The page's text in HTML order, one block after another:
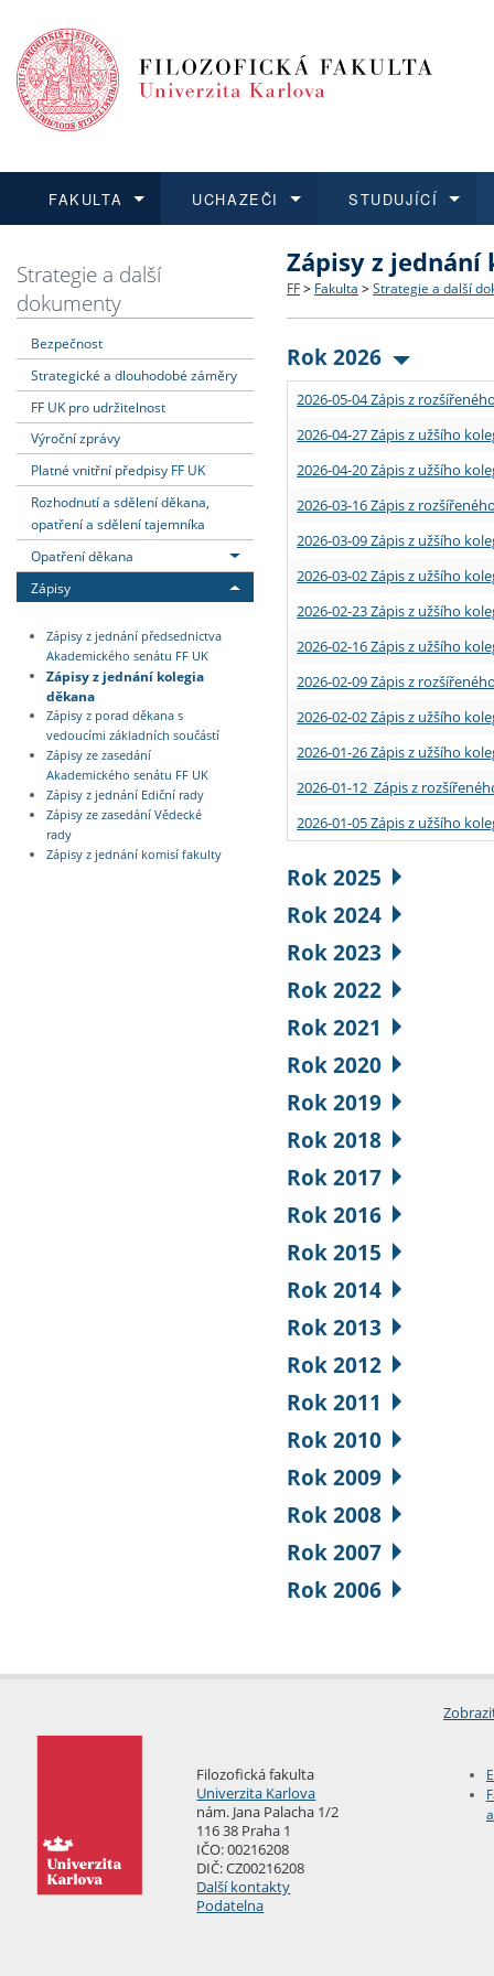
FAKULTA
Dozvědět se více
Struktura a historie
Strategie a další
Podpora a benefity pro
Absolventi fakulty
UCHAZEČI
Podat přihlášku
Co studovat a jak se
Učitelské studijní
Informace k průběhu
STUDUJÍCÍ
Dozvědět se více
Bakalářské a magisterské
Doktorské studium
Rigorózní řízení
Dozvědět se více
O vědě a výzkumu na FF
Akademické kvalifikace
Granty a projekty
Dozvědět se více
Aktuální nabídky a
Vyjíždějící studenti
Přijíždějící studenti
Vyjíždějící zaměstnanci
Strategie a další
dokumenty
Bezpečnost
Strategické a dlouhodobé záměry
FF UK pro udržitelnost
Výroční zprávy
Platné vnitřní předpisy FF UK
Rozhodnutí a sdělení děkana,
opatření a sdělení tajemníka
Opatření děkana
Zápisy
Zápisy z jednání předsednictva
Akademického senátu FF UK
Zápisy z jednání kolegia
děkana
Zápisy z porad děkana s
vedoucími základních součástí
Zápisy ze zasedání
Akademického senátu FF UK
Zápisy z jednání Ediční rady
Zápisy ze zasedání Vědecké
rady
Zápisy z jednání komisí fakulty
Zápisy z jednání
FF > Fakulta > Strategie a další
Rok 2026
2026-05-04 Zápis z
2026-04-27 Zápis z užšího
2026-04-20 Zápis z užšího
2026-03-16 Zápis z
2026-03-09 Zápis z užšího
2026-03-02 Zápis z užšího
2026-02-23 Zápis z užšího
2026-02-16 Zápis z užšího
2026-02-09 Zápis z
2026-02-02 Zápis z užšího
2026-01-26 Zápis z užšího
2026-01-12 Zápis z
2026-01-05 Zápis z užšího
Rok 2025
Rok 2024
Rok 2023
Rok 2022
Rok 2021
Rok 2020
Rok 2019
Rok 2018
Rok 2017
Rok 2016
Rok 2015
Rok 2014
Rok 2013
Rok 2012
Rok 2011
Rok 2010
Rok 2009
Rok 2008
Rok 2007
Rok 2006
Filozofická fakulta
Univerzita Karlova
nám. Jana Palacha 1/2
116 38 Praha 1
IČO: 00216208
DIČ: CZ00216208
Další kontakty
Podatelna